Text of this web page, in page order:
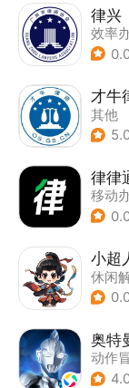
律兴
效率
才牛
其他
律律
移动
小超
休闲
奥特
动作
| 奥特